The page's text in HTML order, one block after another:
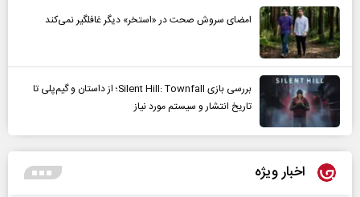
امضای سروش صحت در «استخر» دیگر غافلگیر نمی‌کند
بررسی بازی Silent Hill: Townfall؛ از داستان و گیم‌پلی تا
تاریخ انتشار و سیستم مورد نیاز
اخبار ویژه